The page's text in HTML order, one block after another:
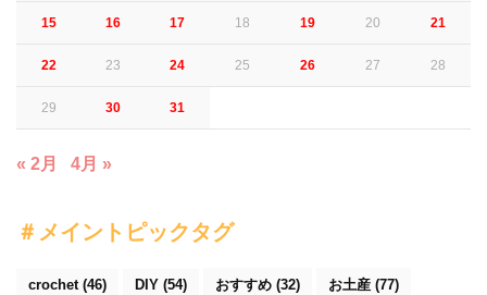
15 16 17 18 19 20 21
22 23 24 25 26 27 28
29 30 31
« 2月 4月 »
＃メイントピックタグ
crochet(46) DIY (54) おすすめ (32) お土産 (77)